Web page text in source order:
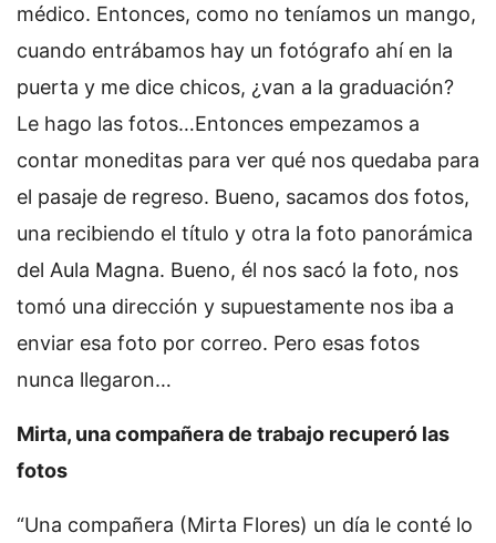
médico. Entonces, como no teníamos un mango,
cuando entrábamos hay un fotógrafo ahí en la
puerta y me dice chicos, ¿van a la graduación?
Le hago las fotos…Entonces empezamos a
contar moneditas para ver qué nos quedaba para
el pasaje de regreso. Bueno, sacamos dos fotos,
una recibiendo el título y otra la foto panorámica
del Aula Magna. Bueno, él nos sacó la foto, nos
tomó una dirección y supuestamente nos iba a
enviar esa foto por correo. Pero esas fotos
nunca llegaron…
Mirta, una compañera de trabajo recuperó las
fotos
“Una compañera (Mirta Flores) un día le conté lo